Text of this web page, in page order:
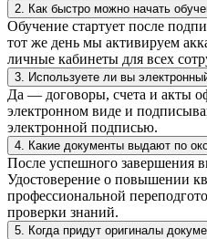
2. Как быстро можно начать
Обучение стартует после
тот же день мы активируем
личные кабинеты для всех
3. Используете ли вы
Да — договоры, счета и акты
электронном виде и
электронной подписью.
4. Какие документы выдают по
После успешного завершения
Удостоверение о повышении
профессиональной
проверки знаний.
5. Когда придут оригиналы